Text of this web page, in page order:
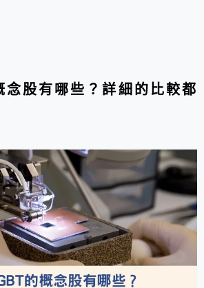
股有哪些？詳細的比較都